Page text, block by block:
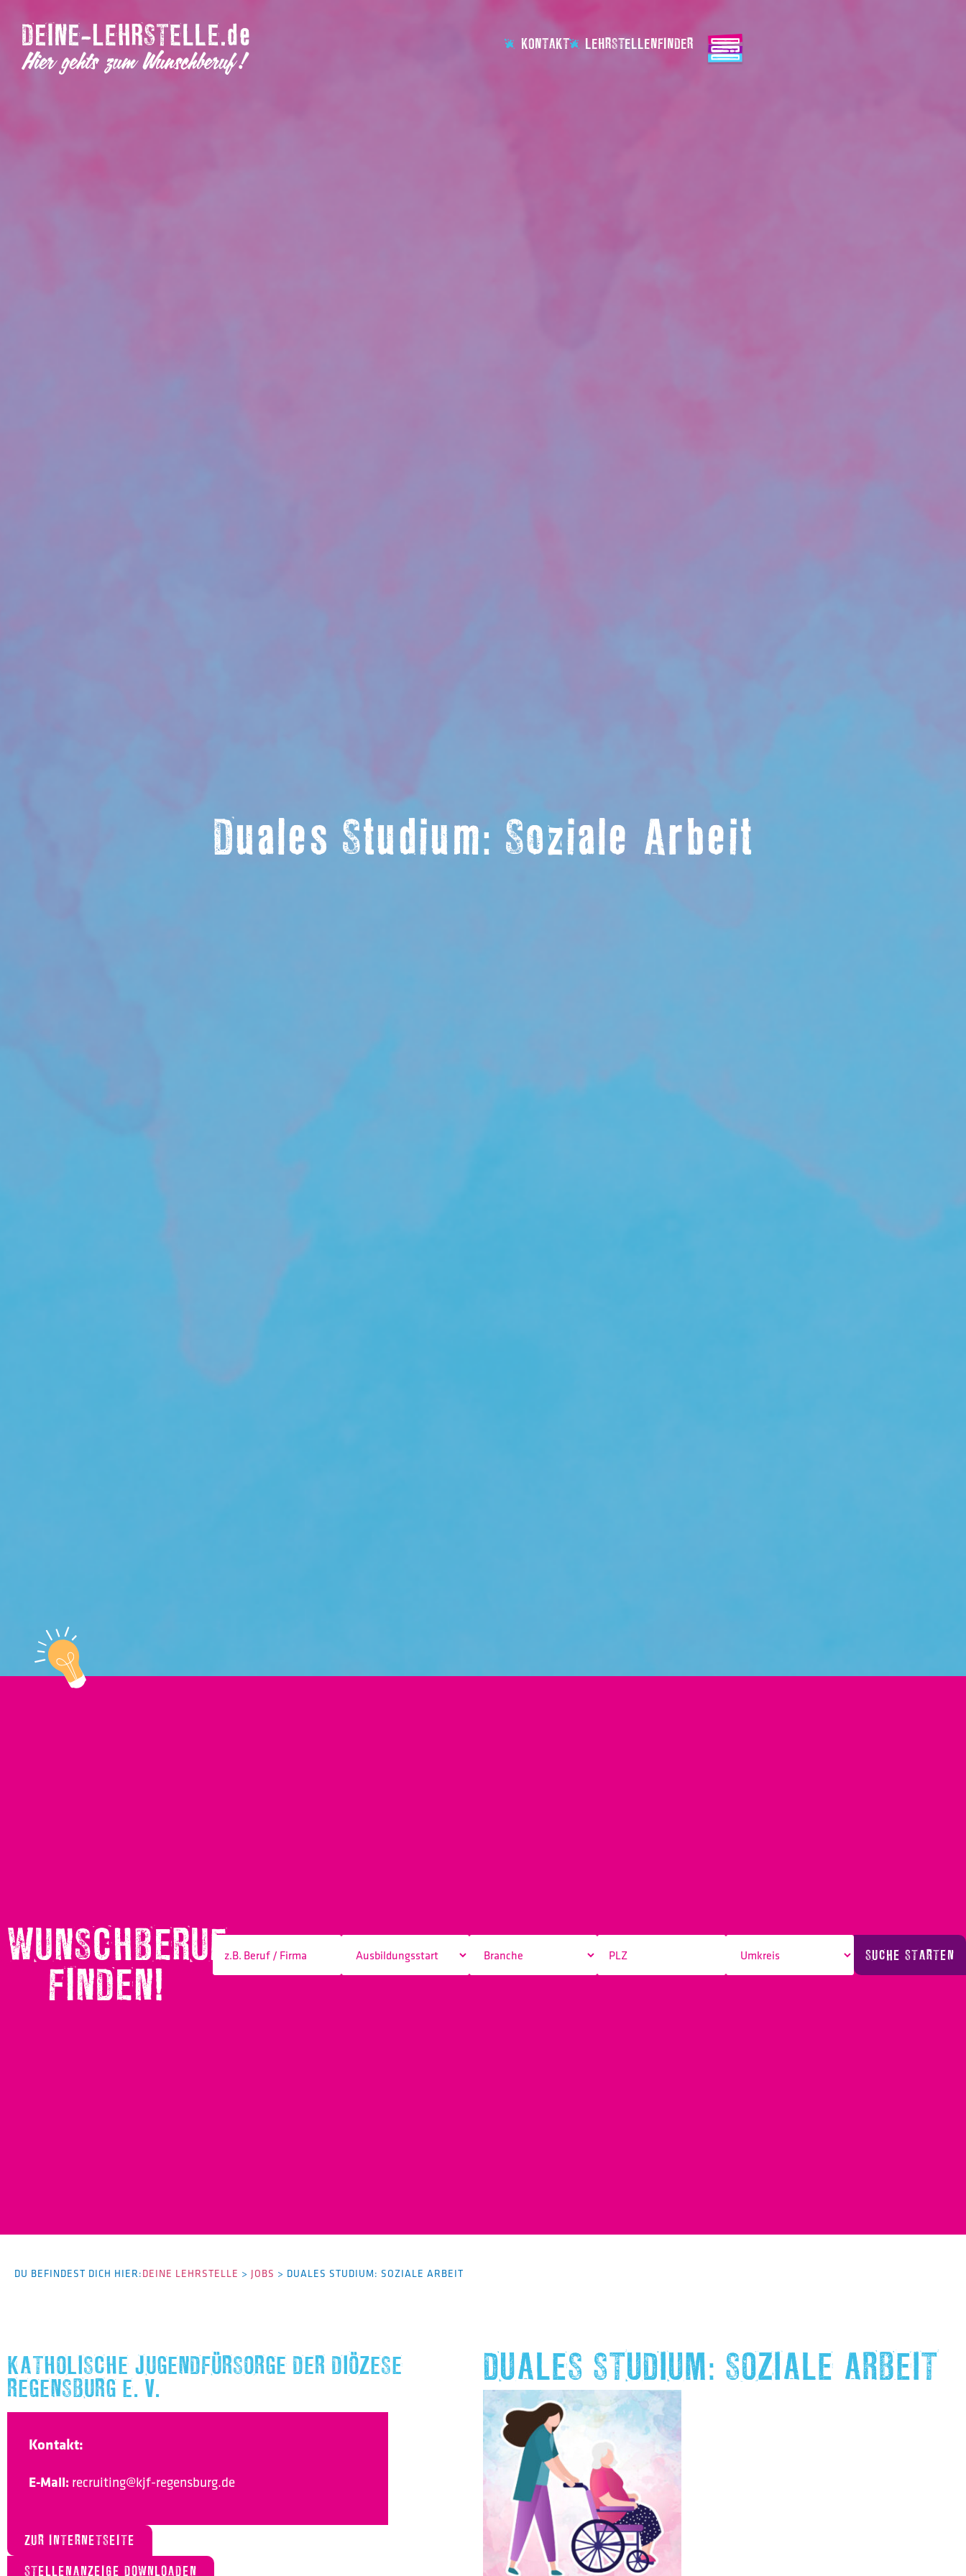
KONTAKT LEHRSTELLENFINDER
Duales Studium: Soziale Arbeit
WUNSCHBERUF
FINDEN!
SUCHE STARTEN
DU BEFINDEST DICH HIER:DEINE LEHRSTELLE > JOBS > DUALES STUDIUM: SOZIALE ARBEIT
KATHOLISCHE JUGENDFÜRSORGE DER DIÖZESE
REGENSBURG E. V.
Kontakt:
E-Mail: recruiting@kjf-regensburg.de
ZUR INTERNETSEITE
STELLENANZEIGE DOWNLOADEN
DUALES STUDIUM: SOZIALE ARBEIT